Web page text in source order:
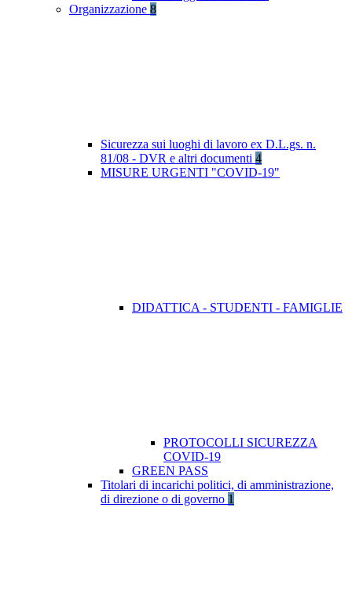
Organizzazione 8
Sicurezza sui luoghi di lavoro ex D.L.gs. n.
81/08 - DVR e altri documenti 4
MISURE URGENTI "COVID-19"
DIDATTICA - STUDENTI - FAMIGLIE
PROTOCOLLI SICUREZZA
COVID-19
GREEN PASS
Titolari di incarichi politici, di amministrazione,
di direzione o di governo 1